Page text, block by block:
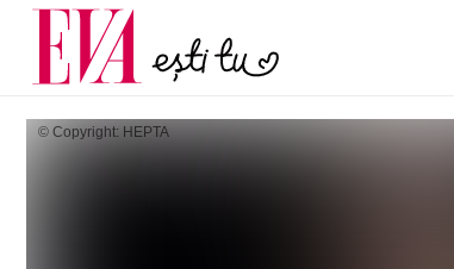
© Copyright: HEPTA
Carieră
Actualitate